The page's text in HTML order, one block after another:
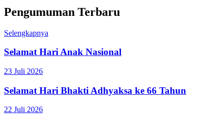
Pengumuman Terbaru
Selengkapnya
Selamat Hari Anak Nasional
23 Juli 2026
Selamat Hari Bhakti Adhyaksa ke 66 Tahun
22 Juli 2026